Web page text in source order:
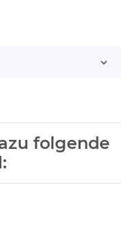
folgende